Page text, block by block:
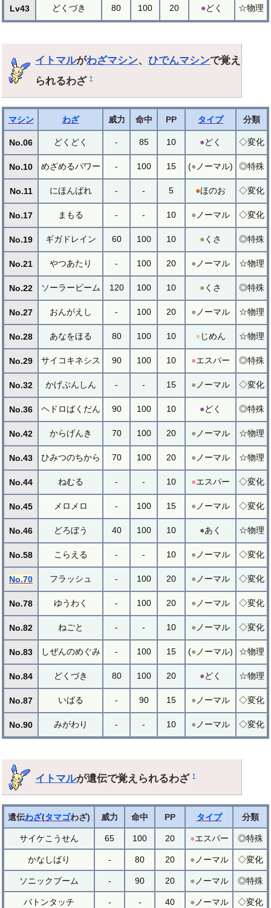
Lv43 どくづき 80 100 20 ●どく ☆物理
イトマルがわざマシン、ひでんマシンで覚え
られるわざ†
マシン わざ 威力 命中 PP タイプ 分類
No.06 どくどく - 85 10 ●どく ◇変化
No.10 めざめるパワー - 100 15 (● ノーマル) ◎特殊
No.11 にほんばれ - - 5 ●ほのお ◇変化
No.17 まもる - - 10 ● ノーマル ◇変化
No.19 ギガドレイン 60 100 10 ●くさ ◎特殊
No.21 やつあたり - 100 20 ● ノーマル ☆物理
No.22 ソーラービーム 120 100 10 ●くさ ◎特殊
No.27 おんがえし - 100 20 ● ノーマル ☆物理
No.28 あなをほる 80 100 10 ● じめん ☆物理
No.29 サイコキネシス 90 100 10 ●エスパー ◎特殊
No.32 かげぶんしん - - 15 ● ノーマル ◇変化
No.36 ヘドロばくだん 90 100 10 ●どく ◎特殊
No.42 からげんき 70 100 20 ● ノーマル ☆物理
No.43 ひみつのちから 70 100 20 ● ノーマル ☆物理
No.44 ねむる - - 10 ●エスパー ◇変化
No.45 メロメロ - 100 15 ● ノーマル ◇変化
No.46 どろぼう 40 100 10 ●あく ☆物理
No.58 こらえる - - 10 ● ノーマル ◇変化
No.70 フラッシュ - 100 20 ● ノーマル ◇変化
No.78 ゆうわく - 100 20 ● ノーマル ◇変化
No.82 ねごと - - 10 ● ノーマル ◇変化
No.83 しぜんのめぐみ - 100 15 (● ノーマル) ☆物理
No.84 どくづき 80 100 20 ●どく ☆物理
No.87 いばる - 90 15 ● ノーマル ◇変化
No.90 みがわり - - 10 ● ノーマル ◇変化
イトマルが遺伝で覚えられるわざ†
遺伝わざ(タマゴわざ) 威力 命中 PP タイプ 分類
サイケこうせん 65 100 20 ●エスパー ◎特殊
かなしばり - 80 20 ● ノーマル ◇変化
ソニックブーム - 90 20 ● ノーマル ◎特殊
バトンタッチ - - 40 ● ノーマル ◇変化